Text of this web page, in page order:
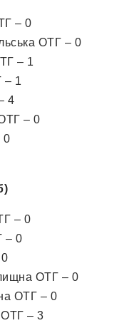
– 0
ОТГ – 0
– 1
– 1
4
– 0
0
– 0
– 0
ОТГ – 0
ОТГ – 0
ОТГ – 3